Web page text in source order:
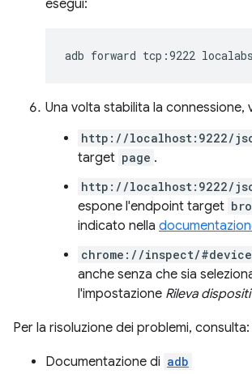
esegui:
adb forward tcp:9222
Una volta stabilita la connessione,
http://localhost:9222/
target page .
http://localhost:9222/
espone l'endpoint target
indicato nella
chrome://inspect/
anche senza che sia
l'impostazione Rileva
Per la risoluzione dei problemi, consulta:
Documentazione di adb